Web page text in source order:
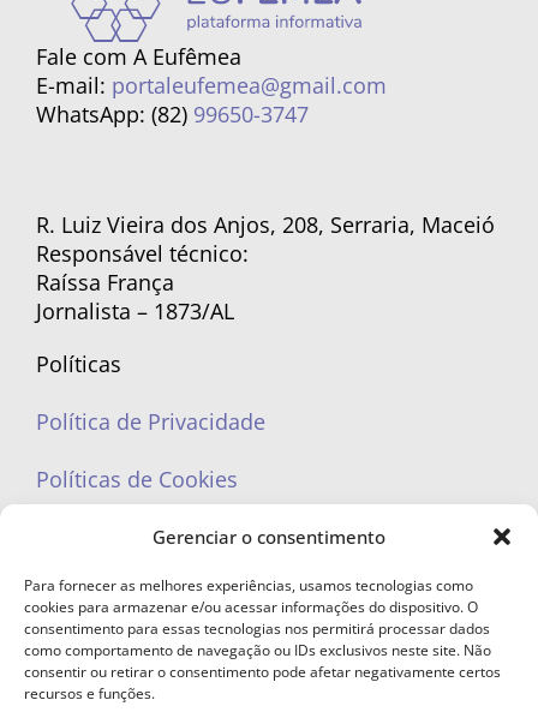
Gerenciar o consentimento
Para fornecer as melhores experiências, usamos tecnologias como
cookies para armazenar e/ou acessar informações do dispositivo. O
consentimento para essas tecnologias nos permitirá processar dados
como comportamento de navegação ou IDs exclusivos neste site. Não
consentir ou retirar o consentimento pode afetar negativamente certos
recursos e funções.
Fale com A Eufêmea
E-mail: portaleufemea@gmail.com
WhatsApp: (82) 99650-3747
R. Luiz Vieira dos Anjos, 208, Serraria, Maceió
Responsável técnico:
Raíssa França
Jornalista – 1873/AL
Políticas
Política de Privacidade
Políticas de Cookies
portaleufemea@gmail.com